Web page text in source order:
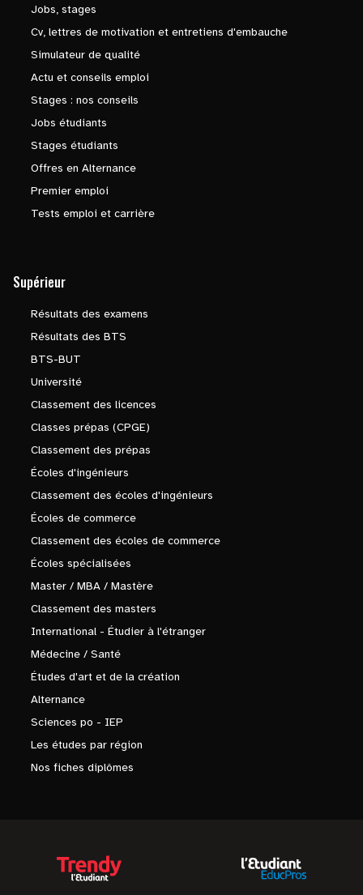
Jobs, stages
Cv, lettres de motivation et entretiens d'embauche
Simulateur de qualité
Actu et conseils emploi
Stages : nos conseils
Jobs étudiants
Stages étudiants
Offres en Alternance
Premier emploi
Tests emploi et carrière
Supérieur
Résultats des examens
Résultats des BTS
BTS-BUT
Université
Classement des licences
Classes prépas (CPGE)
Classement des prépas
Écoles d'ingénieurs
Classement des écoles d'ingénieurs
Écoles de commerce
Classement des écoles de commerce
Écoles spécialisées
Master / MBA / Mastère
Classement des masters
International - Étudier à l'étranger
Médecine / Santé
Études d'art et de la création
Alternance
Sciences po - IEP
Les études par région
Nos fiches diplômes